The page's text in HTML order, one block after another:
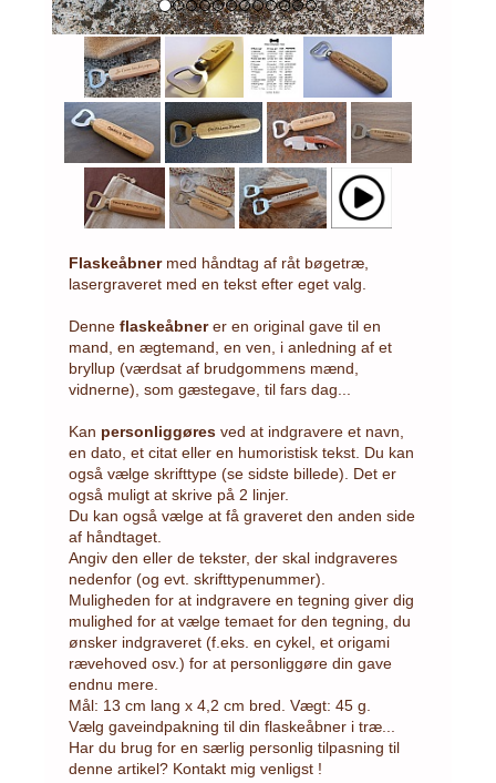
Flaskeåbner med håndtag af råt bøgetræ,
lasergraveret med en tekst efter eget valg.
Denne flaskeåbnerer en original gave til en
mand, en ægtemand, en ven, i anledning af et
bryllup (værdsat af brudgommens mænd,
vidnerne), som gæstegave, til fars dag...
Kan personliggøres ved at indgravere et navn,
en dato, et citat eller en humoristisk tekst. Du kan
også vælge skrifttype (se sidste billede). Det er
også muligt at skrive på 2 linjer.
Du kan også vælge at få graveret den anden side
af håndtaget.
Angiv den eller de tekster, der skal indgraveres
nedenfor (og evt. skrifttypenummer).
Muligheden for at indgravere en tegning giver dig
mulighed for at vælge temaet for den tegning, du
ønsker indgraveret (f.eks. en cykel, et origami
rævehoved osv.) for at personliggøre din gave
endnu mere.
Mål: 13 cm lang x 4,2 cm bred. Vægt: 45 g.
Vælg gaveindpakning til din flaskeåbner i træ...
Har du brug for en særlig personlig tilpasning til
denne artikel? Kontakt mig venligst !